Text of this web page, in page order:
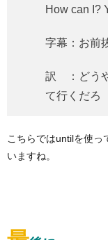
How can I?
字幕：お前
訳 ：どう
て行くだろ
こちらではuntilを使っ
いますね。